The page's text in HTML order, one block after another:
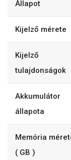
Állapot
Kijelző mérete
Kijelző
tulajdonságok
Akkumulátor
állapota
Memória
( GB )